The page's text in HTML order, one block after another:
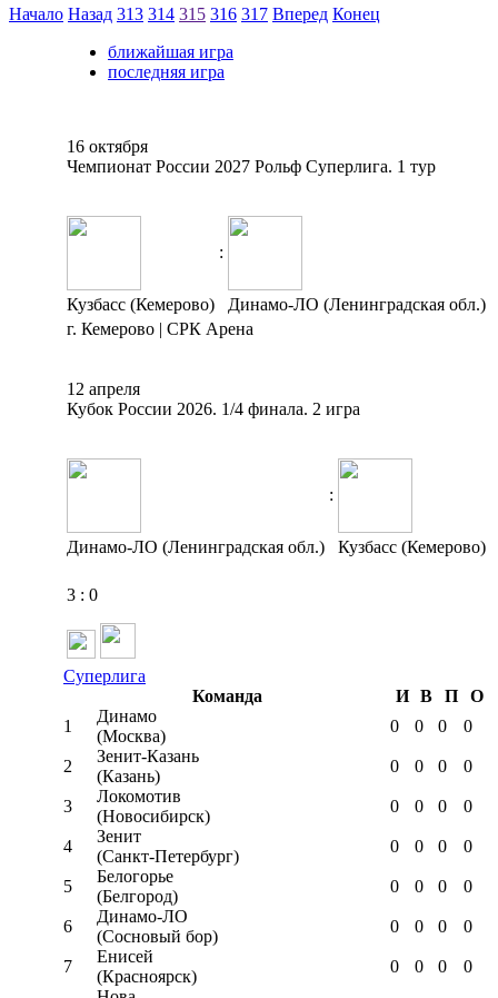
Начало Назад 313 314 315 316 317 Вперед Конец
ближайшая игра
последняя игра
16 октября
Чемпионат России 2027 Рольф Суперлига. 1 тур
:
Кузбасс (Кемерово)
Динамо-ЛО (Ленинградская обл.)
г. Кемерово | СРК Арена
12 апреля
Кубок России 2026. 1/4 финала. 2 игра
:
Динамо-ЛО (Ленинградская обл.) Кузбасс (Кемерово)
3 : 0
Суперлига
Команда
И В П
О
1
Динамо
(Москва)
0 0 0 0
2
Зенит-Казань
(Казань)
0 0 0 0
3
Локомотив
(Новосибирск)
0 0 0 0
4
Зенит
(Санкт-Петербург)
0 0 0 0
5
Белогорье
(Белгород)
0 0 0 0
6
Динамо-ЛО
(Сосновый бор)
0 0 0 0
7
Енисей
(Красноярск)
0 0 0 0